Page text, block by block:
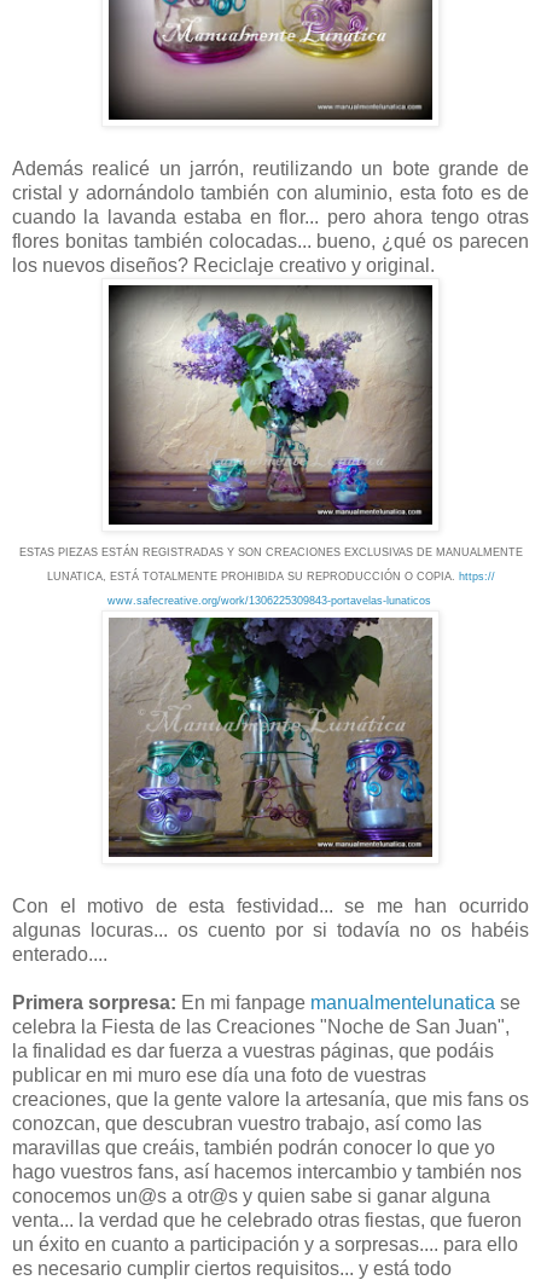
Además realicé un jarrón, reutilizando un bote grande de
cristal y adornándolo también con aluminio, esta foto es de
cuando la lavanda estaba en flor... pero ahora tengo otras
flores bonitas también colocadas... bueno, ¿qué os parecen
los nuevos diseños? Reciclaje creativo y original.
ESTAS PIEZAS ESTÁN REGISTRADAS Y SON CREACIONES EXCLUSIVAS DE MANUALMENTE
LUNATICA, ESTÁ TOTALMENTE PROHIBIDA SU REPRODUCCIÓN O COPIA.
https://
www.safecreative.org/work/1306225309843-portavelas-lunaticos
Con el motivo de esta festividad... se me han ocurrido
algunas locuras... os cuento por si todavía no os habéis
enterado....
Primera sorpresa: En mi fanpage manualmentelunatica se
celebra la Fiesta de las Creaciones "Noche de San Juan",
la finalidad es dar fuerza a vuestras páginas, que podáis
publicar en mi muro ese día una foto de vuestras
creaciones, que la gente valore la artesanía, que mis fans os
conozcan, que descubran vuestro trabajo, así como las
maravillas que creáis, también podrán conocer lo que yo
hago vuestros fans, así hacemos intercambio y también nos
conocemos un@s a otr@s y quien sabe si ganar alguna
venta... la verdad que he celebrado otras fiestas, que fueron
un éxito en cuanto a participación y a sorpresas.... para ello
es necesario cumplir ciertos requisitos... y está todo